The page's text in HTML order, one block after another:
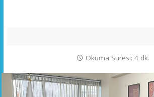
Okuma Süresi: 4 dk.